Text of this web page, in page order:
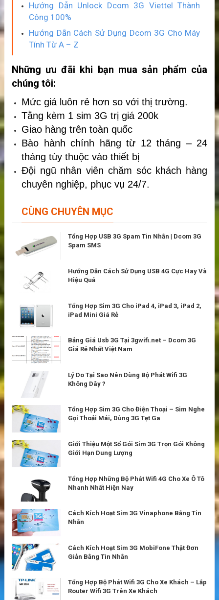
Hướng Dẫn Unlock Dcom 3G Viettel Thành
Công 100%
Hướng Dẫn Cách Sử Dụng Dcom 3G Cho Máy
Tính Từ A – Z
Những ưu đãi khi bạn mua sản phẩm của
chúng tôi:
Mức giá luôn rẻ hơn so với thị trường.
Tằng kèm 1 sim 3G trị giá 200k
Giao hàng trên toàn quốc
Bào hành chính hãng từ 12 tháng – 24
tháng tùy thuộc vào thiết bị
Đội ngũ nhân viên chăm sóc khách hàng
chuyên nghiệp, phục vụ 24/7.
CÙNG CHUYÊN MỤC
Tổng Hợp USB 3G Spam Tin Nhắn | Dcom 3G
Spam SMS
Hướng Dẫn Cách Sử Dụng USB 4G Cực Hay Và
Hiệu Quả
Tổng Hợp Sim 3G Cho iPad 4, iPad 3, iPad 2,
iPad Mini Giá Rẻ
Bảng Giá Usb 3G Tại 3gwifi.net – Dcom 3G
Giá Rẻ Nhất Việt Nam
Lý Do Tại Sao Nên Dùng Bộ Phát Wifi 3G
Không Dây ?
Tổng Hợp Sim 3G Cho Điện Thoại – Sim Nghe
Gọi Thoải Mái, Dùng 3G Tẹt Ga
Giới Thiệu Một Số Gói Sim 3G Trọn Gói Không
Giới Hạn Dung Lượng
Tổng Hợp Những Bộ Phát Wifi 4G Cho Xe Ô Tô
Nhanh Nhất Hiện Nay
Cách Kích Hoạt Sim 3G Vinaphone Bằng Tin
Nhắn
Cách Kích Hoạt Sim 3G MobiFone Thật Đơn
Giản Bằng Tin Nhắn
Tổng Hợp Bộ Phát Wifi 3G Cho Xe Khách – Lắp
Router Wifi 3G Trên Xe Khách